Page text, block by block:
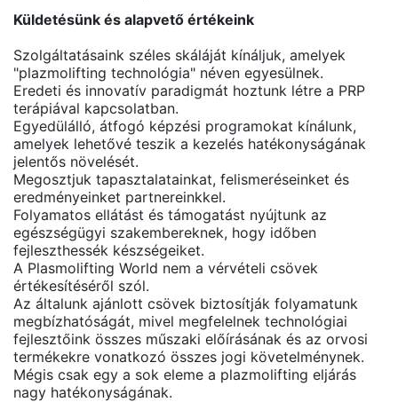
Küldetésünk és alapvető értékeink
Szolgáltatásaink széles skáláját kínáljuk, amelyek
"plazmolifting technológia" néven egyesülnek.
Eredeti és innovatív paradigmát hoztunk létre a PRP
terápiával kapcsolatban.
Egyedülálló, átfogó képzési programokat kínálunk,
amelyek lehetővé teszik a kezelés hatékonyságának
jelentős növelését.
Megosztjuk tapasztalatainkat, felismeréseinket és
eredményeinket partnereinkkel.
Folyamatos ellátást és támogatást nyújtunk az
egészségügyi szakembereknek, hogy időben
fejleszthessék készségeiket.
A Plasmolifting World nem a vérvételi csövek
értékesítéséről szól.
Az általunk ajánlott csövek biztosítják folyamatunk
megbízhatóságát, mivel megfelelnek technológiai
fejlesztőink összes műszaki előírásának és az orvosi
termékekre vonatkozó összes jogi követelménynek.
Mégis csak egy a sok eleme a plazmolifting eljárás
nagy hatékonyságának.